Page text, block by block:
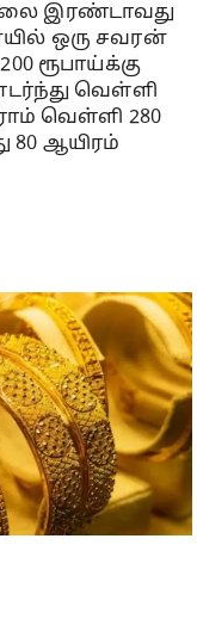
இரண்டாவது
ஒரு சவரன்
ரூபாய்க்கு
வெள்ளி
வெள்ளி 280
80 ஆயிரம்